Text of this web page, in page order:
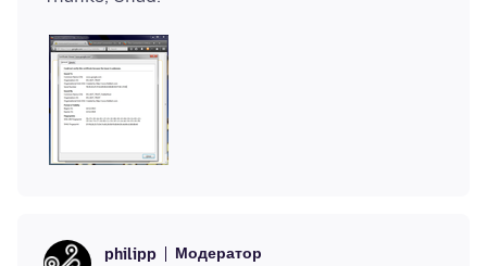
philipp Модератор